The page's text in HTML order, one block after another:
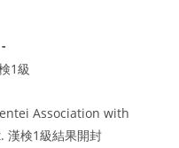
1級
Association with
検1級結果開封